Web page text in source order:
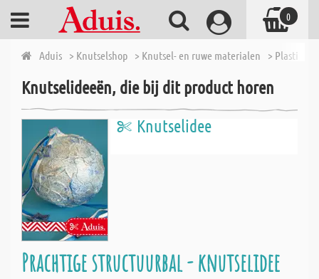
Aduis > Knutselshop > Knutsel- en ruwe materialen > Plastic
Knutselideeën, die bij dit product horen
Knutselidee
Prachtige structuurbal - knutselidee
0